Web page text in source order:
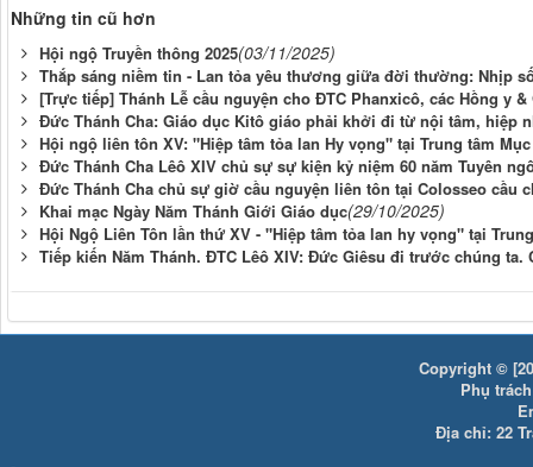
Những tin cũ hơn
Hội ngộ Truyền thông 2025(03/11/2025)
Thắp sáng niềm tin - Lan tỏa yêu thương giữa đời thường: Nhịp
[Trực tiếp] Thánh Lễ cầu nguyện cho ĐTC Phanxicô, các Hồng y
Đức Thánh Cha: Giáo dục Kitô giáo phải khởi đi từ nội tâm, hiệp
Hội ngộ liên tôn XV: "Hiệp tâm tỏa lan Hy vọng" tại Trung tâm
Đức Thánh Cha Lêô XIV chủ sự sự kiện kỷ niệm 60 năm Tuyên
Đức Thánh Cha chủ sự giờ cầu nguyện liên tôn tại Colosseo cầu
Khai mạc Ngày Năm Thánh Giới Giáo dục(29/10/2025)
Hội Ngộ Liên Tôn lần thứ XV - "Hiệp tâm tỏa lan hy vọng" tại
Tiếp kiến Năm Thánh. ĐTC Lêô XIV: Đức Giêsu đi trước chúng
Copyright ©
Phụ
Địa chỉ: 22